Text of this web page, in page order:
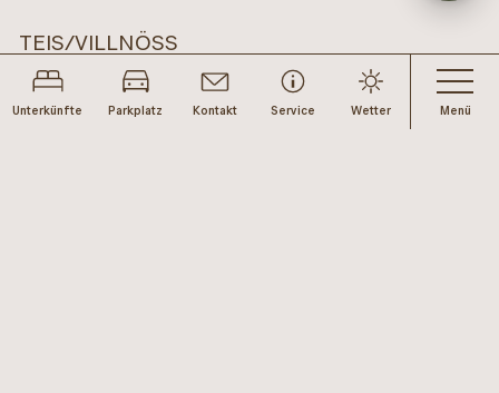
Menü
Unterkünfte Parkplatz Kontakt Service Wetter
TEIS/VILLNÖSS
Teiser Straße 12
39040 Villnöss (beim Mineralienmuseum)